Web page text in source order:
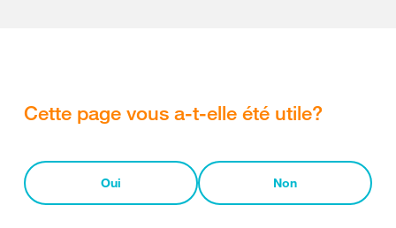
Cette page vous a-t-elle été utile?
Oui Non